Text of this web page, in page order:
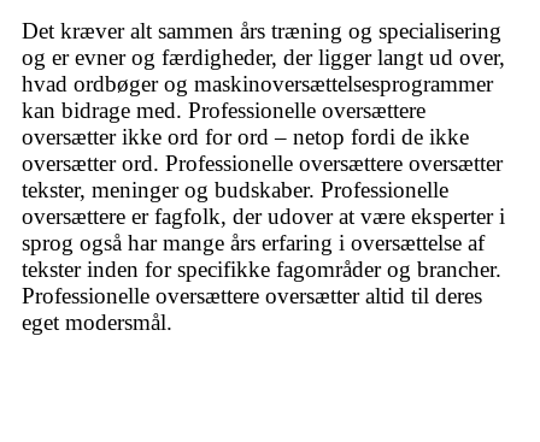
Det kræver alt sammen års træning og specialisering
og er evner og færdigheder, der ligger langt ud over,
hvad ordbøger og maskinoversættelsesprogrammer
kan bidrage med. Professionelle oversættere
oversætter ikke ord for ord – netop fordi de ikke
oversætter ord. Professionelle oversættere oversætter
tekster, meninger og budskaber. Professionelle
oversættere er fagfolk, der udover at være eksperter i
sprog også har mange års erfaring i oversættelse af
tekster inden for specifikke fagområder og brancher.
Professionelle oversættere oversætter altid til deres
eget modersmål.